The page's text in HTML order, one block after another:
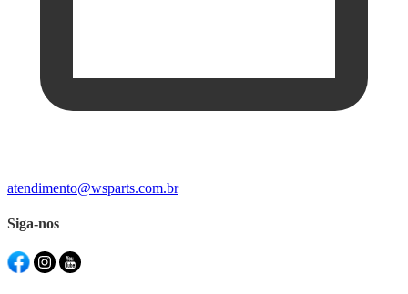
atendimento@wsparts.com.br
Siga-nos